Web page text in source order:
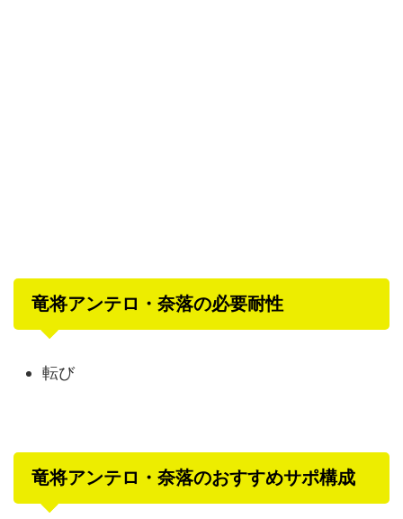
竜将アンテロ・奈落の必要耐性
転び
竜将アンテロ・奈落のおすすめサポ構成